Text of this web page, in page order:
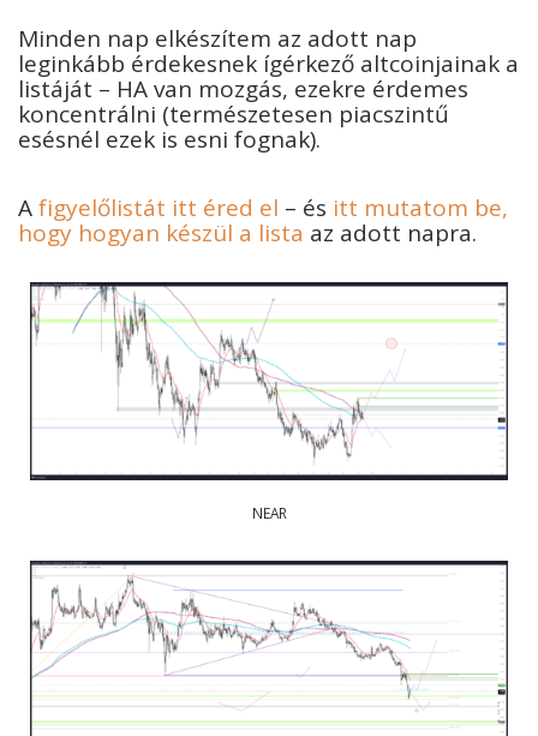
Minden nap elkészítem az adott nap
leginkább érdekesnek ígérkező altcoinjainak a
listáját – HA van mozgás, ezekre érdemes
koncentrálni (természetesen piacszintű
esésnél ezek is esni fognak).
Afigyelőlistát itt éred el – és itt mutatom be,
hogy hogyan készül a lista az adott napra.
NEAR